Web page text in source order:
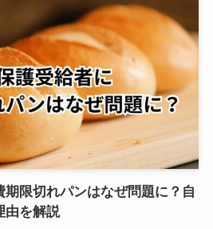
限切れパンはなぜ問題に？自
由を解説